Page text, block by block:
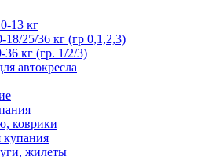
13 кг
18/25/36 кг (гр 0,1,2,3)
36 кг (гр. 1/2/3)
автокресла
коврики
жилеты